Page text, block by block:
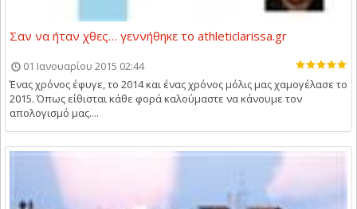
Σαν να ήταν χθες… γεννήθηκε το athleticlarissa.gr
01 Ιανουαρίου 2015 02:44
Ένας χρόνος έφυγε, το 2014 και ένας χρόνος μόλις μας χαμογέλασε το
2015. Όπως είθισται κάθε φορά καλούμαστε να κάνουμε τον
απολογισμό μας....